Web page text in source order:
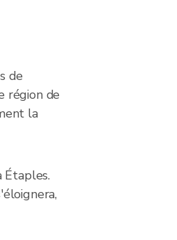
de
région de
la
Étaples.